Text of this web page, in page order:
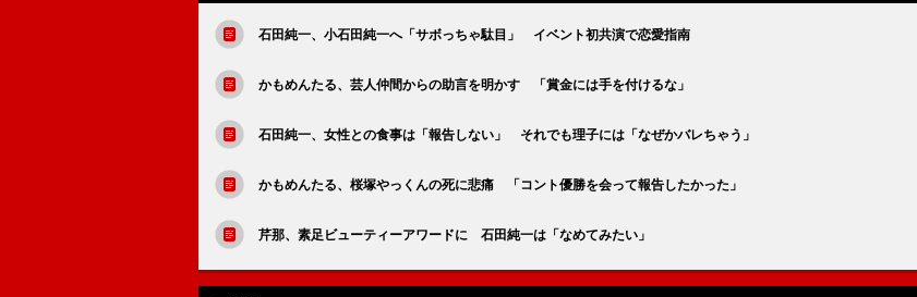
石田純一、小石田純一へ「サボっちゃ駄目」 イベント初共演で恋愛指南
かもめんたる、芸人仲間からの助言を明かす 「賞金には手を付けるな」
石田純一、女性との食事は「報告しない」 それでも理子には「なぜかバレちゃう」
かもめんたる、桜塚やっくんの死に悲痛 「コント優勝を会って報告したかった」
芹那、素足ビューティーアワードに 石田純一は「なめてみたい」